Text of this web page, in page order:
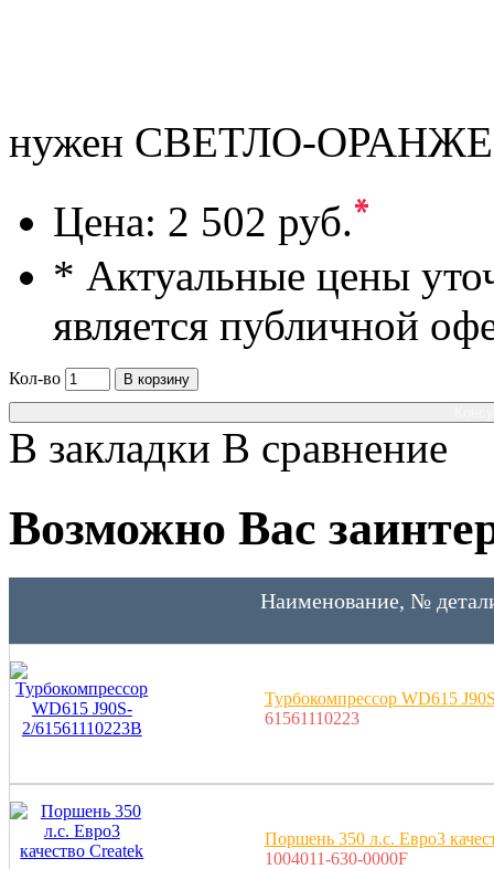
нужен СВЕТЛО-
Цена: 2 502 руб.*
* Актуальные цены
является публичной
Кол-во
В корзину
В закладки В сравнение
Возможно Вас
Наименование, №
Турбокомпрессор WD615
61561110223
Поршень 350 л.с. Евро3
1004011-630-0000F